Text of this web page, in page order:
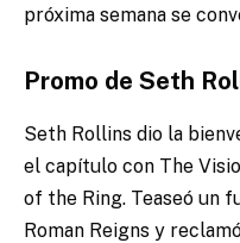
próxima semana se
Promo de Seth
Seth Rollins dio la
el capítulo con The
of the Ring. Teaseó un
Roman Reigns y